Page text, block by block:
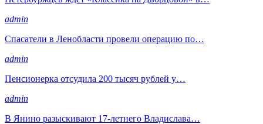
admin
Спасатели в Ленобласти провели операцию по…
admin
Пенсионерка отсудила 200 тысяч рублей у…
admin
В Янино разыскивают 17-летнего Владислава…